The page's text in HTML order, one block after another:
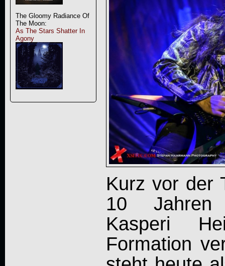
The Gloomy Radiance Of
The Moon:
As The Stars Shatter In
Agony
Kurz vor der
10 Jahren
Kasperi
Formation